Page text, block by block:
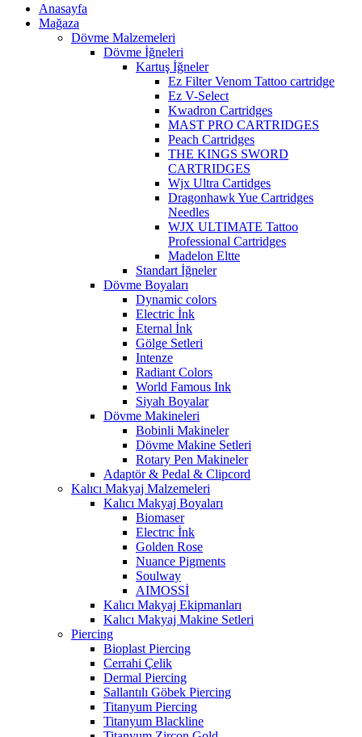
Anasayfa
Mağaza
Dövme Malzemeleri
Dövme İğneleri
Kartuş İğneler
Ez Filter Venom Tattoo cartridge
Ez V-Select
Kwadron Cartridges
MAST PRO CARTRIDGES
Peach Cartridges
THE KINGS SWORD
CARTRIDGES
Wjx Ultra Cartidges
Dragonhawk Yue Cartridges
Needles
WJX ULTIMATE Tattoo
Professional Cartridges
Madelon Eltte
Standart İğneler
Dövme Boyaları
Dynamic colors
Electric İnk
Eternal İnk
Gölge Setleri
Intenze
Radiant Colors
World Famous Ink
Siyah Boyalar
Dövme Makineleri
Bobinli Makineler
Dövme Makine Setleri
Rotary Pen Makineler
Adaptör & Pedal & Clipcord
Kalıcı Makyaj Malzemeleri
Kalıcı Makyaj Boyaları
Biomaser
Electrıc İnk
Golden Rose
Nuance Pigments
Soulway
AIMOSSİ
Kalıcı Makyaj Ekipmanları
Kalıcı Makyaj Makine Setleri
Piercing
Bioplast Piercing
Cerrahi Çelik
Dermal Piercing
Sallantılı Göbek Piercing
Titanyum Piercing
Titanyum Blackline